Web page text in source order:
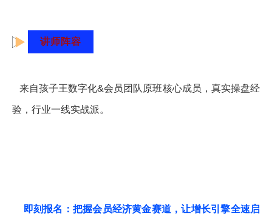
讲师阵容
来自孩子王数字化&会员团队原班核心成员，真实操盘经
验，行业一线实战派。
即刻报名：把握会员经济黄金赛道，让增长引擎全速启